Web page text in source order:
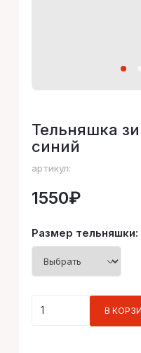
Тельняшка
синий
артикул:
1550₽
Размер тельняшки: